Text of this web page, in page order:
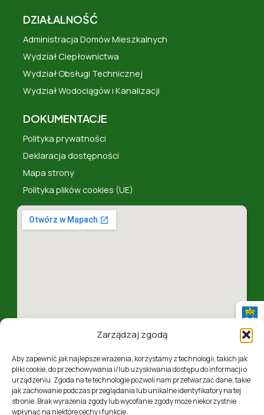
Zarządzaj zgodą
Aby zapewnić jak najlepsze wrażenia, korzystamy z technologii, takich jak
pliki cookie, do przechowywania i/lub uzyskiwania dostępu do informacji o
urządzeniu. Zgoda na te technologie pozwoli nam przetwarzać dane, takie
jak zachowanie podczas przeglądania lub unikalne identyfikatory na tej
stronie. Brak wyrażenia zgody lub wycofanie zgody może niekorzystnie
wpłynąć na niektóre cechy i funkcje.
DZIAŁALNOŚĆ
Administracja Domów Mieszkalnych
Wydział Ciepłownictwa
Wydział Obsługi Technicznej
Wydział Wodociągów i Kanalizacji
DOKUMENTACJE
Polityka prywatności
Deklaracja dostępności
Mapa strony
Polityka plików cookies (UE)
ul. 1 Maja 4, 37-310 Nowa Sarzyna, woj. podkarpackie